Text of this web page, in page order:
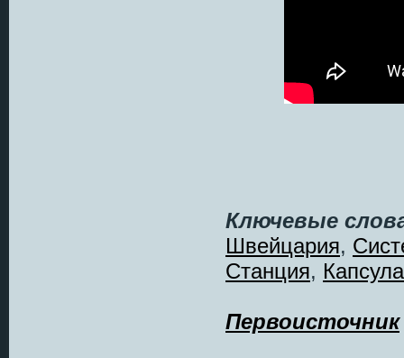
Ключевые
Швейцария,
Станция, Капсула
Первоисточник